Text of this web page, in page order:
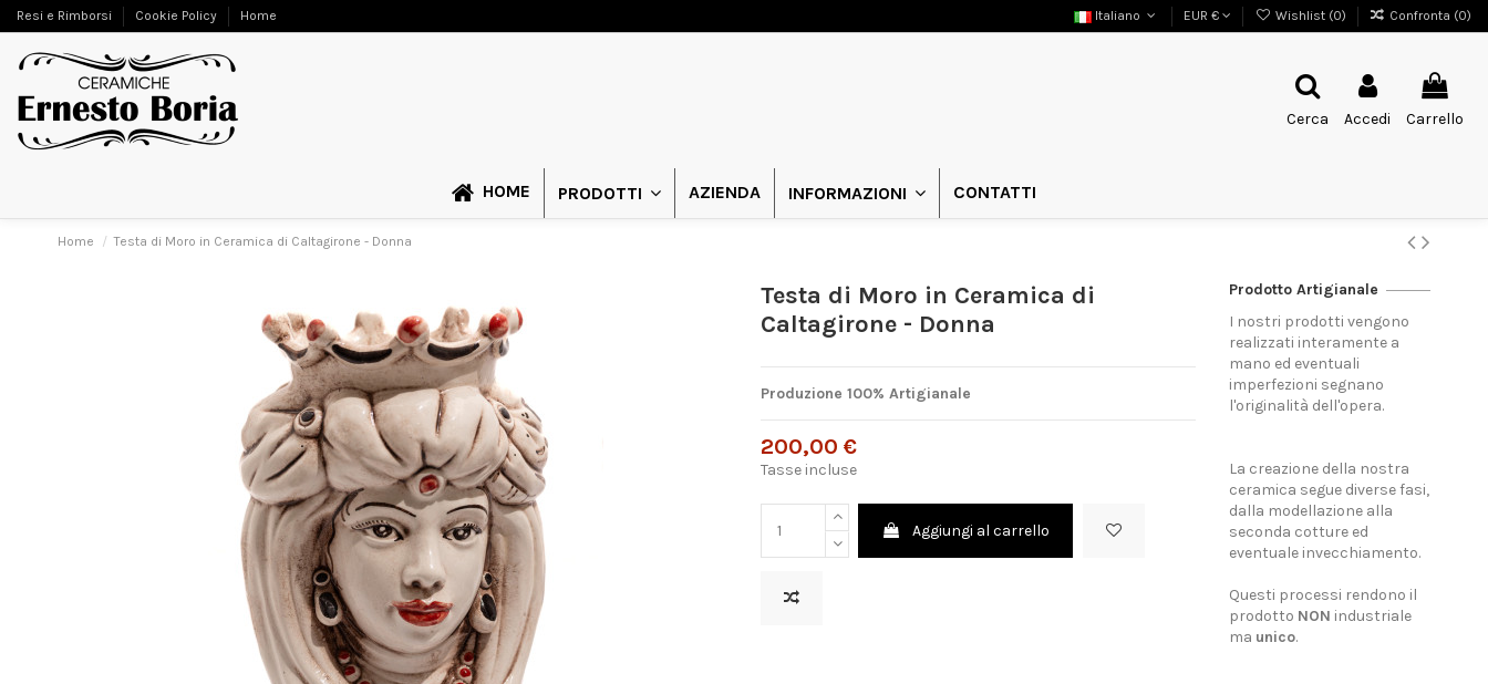
Resi e Rimborsi Cookie Policy Home Italiano EUR € Wishlist (0) Confronta (0)
Cerca Accedi Carrello
HOME PRODOTTI AZIENDA INFORMAZIONI CONTATTI
Home Testa di Moro in Ceramica di Caltagirone - Donna
Testa di Moro in Ceramica di
Caltagirone - Donna
Produzione 100% Artigianale
200,00 €
Tasse incluse
Aggiungi al carrello
Prodotto Artigianale
I nostri prodotti vengono
realizzati interamente a
mano ed eventuali
imperfezioni segnano
l'originalità dell'opera.
La creazione della nostra
ceramica segue diverse fasi,
dalla modellazione alla
seconda cotture ed
eventuale invecchiamento.
Questi processi rendono il
prodotto NON industriale
ma unico.